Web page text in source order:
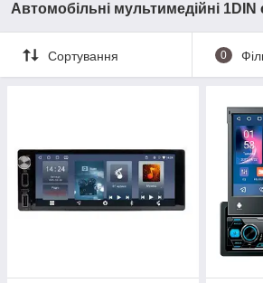
Автомобільні мультимедійні 1DIN
Сортування 0